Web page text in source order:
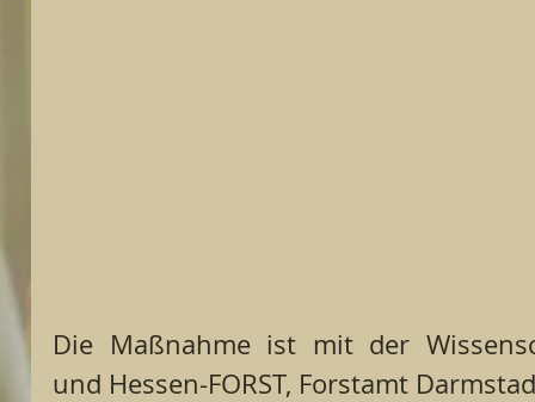
Die Maßnahme ist mit der
und Hessen-FORST, Forstamt